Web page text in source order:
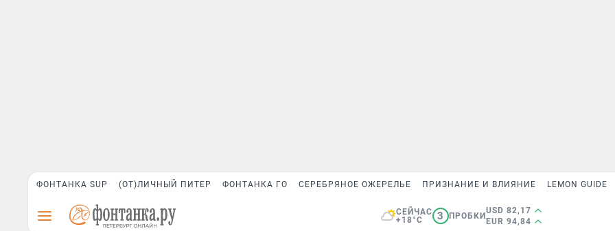
ФОНТАНКА SUP (ОТ)ЛИЧНЫЙ ПИТЕР ФОНТАНКА ГО СЕРЕБРЯНОЕ ОЖЕРЕЛЬЕ ПРИЗНАНИЕ И ВЛИЯНИЕ LEMON GUIDE
СЕЙЧАС
+18°C
3 ПРОБКИ
USD 82,17
EUR 94,84